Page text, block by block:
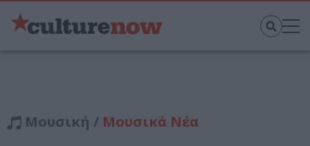
Μουσική / Μουσικά Νέα